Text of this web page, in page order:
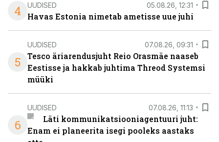
4 UUDISED 05.08.26, 12:31
Havas Estonia nimetab ametisse uue juhi
5
UUDISED 07.08.26, 09:31
Tesco äriarendusjuht Reio Orasmäe naaseb
Eestisse ja hakkab juhtima Threod Systemsi
müüki
6
UUDISED 07.08.26, 11:13
Läti kommunikatsiooniagentuuri juht:
Enam ei planeerita isegi pooleks aastaks